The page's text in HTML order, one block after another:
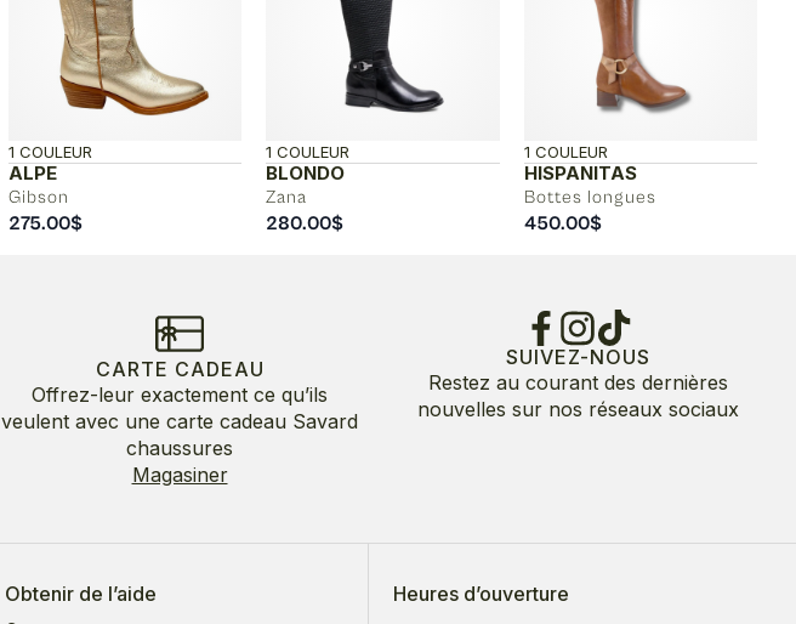
ALPE
Gibson
1 COULEUR
275.00$
BLONDO
Zana
1 COULEUR
280.00$
HISPANITAS
Bottes longues
1 COULEUR
450.00$
CARTE CADEAU
Offrez-leur exactement ce qu’ils
veulent avec une carte cadeau Savard
chaussures
Magasiner
SUIVEZ-NOUS
Restez au courant des dernières
nouvelles sur nos réseaux sociaux
Obtenir de l’aide Heures d’ouverture